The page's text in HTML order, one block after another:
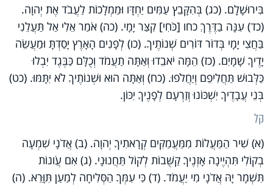
בִּירוּשָׁלָ‍ִם. (כג) בְּהִקָּבֵץ עַמִּים יַחְדָּו וּמַמְלָכוֹת לַעֲבֹד אֶת יְהוָה.
(כד) עִנָּה בַדֶּרֶךְ כחו [כֹּחִי] קִצַּר יָמָי. (כה) אֹמַר אֵלִי אַל תַּעֲלֵנִי
בַּחֲצִי יָמָי בְּדוֹר דּוֹרִים שְׁנוֹתֶיךָ. (כו) לְפָנִים הָאָרֶץ יָסַדְתָּ וּמַעֲשֵׂה
יָדֶיךָ שָׁמָיִם. (כז) הֵמָּה יֹאבֵדוּ וְאַתָּה תַעֲמֹד וְכֻלָּם כַּבֶּגֶד יִבְלוּ
כַּלְּבוּשׁ תַּחֲלִיפֵם וְיַחֲלֹפוּ. (כח) וְאַתָּה הוּא וּשְׁנוֹתֶיךָ לֹא יִתָּמּוּ. (כט)
בְּנֵי עֲבָדֶיךָ יִשְׁכּוֹנוּ וְזַרְעָם לְפָנֶיךָ יִכּוֹן.
קל
(א) שִׁיר הַמַּעֲלוֹת מִמַּעֲמַקִּים קְרָאתִיךָ יְהוָה. (ב) אֲדֹנָי שִׁמְעָה
בְקוֹלִי תִּהְיֶינָה אָזְנֶיךָ קַשֻּׁבוֹת לְקוֹל תַּחֲנוּנָי. (ג) אִם עֲו‍ֹנוֹת
תִּשְׁמָר יָהּ אֲדֹנָי מִי יַעֲמֹד. (ד) כִּי עִמְּךָ הַסְּלִיחָה לְמַעַן תִּוָּרֵא. (ה)